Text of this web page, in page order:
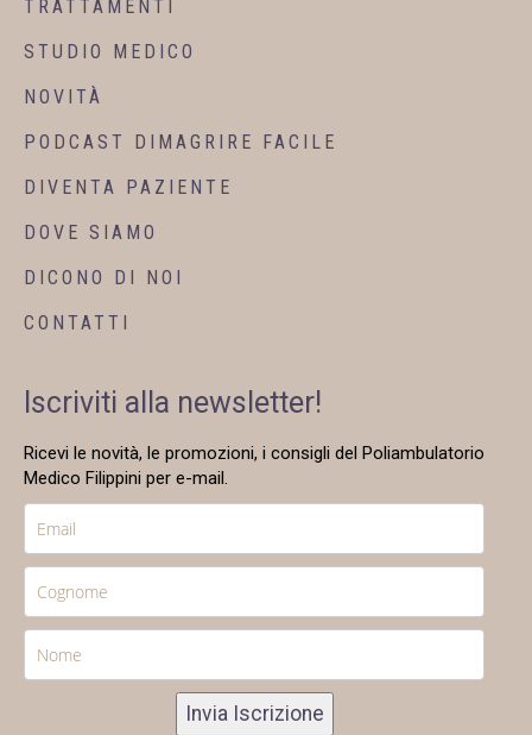
TRATTAMENTI
STUDIO MEDICO
NOVITÀ
PODCAST DIMAGRIRE FACILE
DIVENTA PAZIENTE
DOVE SIAMO
DICONO DI NOI
CONTATTI
Iscriviti alla newsletter!
Ricevi le novità, le promozioni, i consigli del Poliambulatorio
Medico Filippini per e-mail.
Invia Iscrizione